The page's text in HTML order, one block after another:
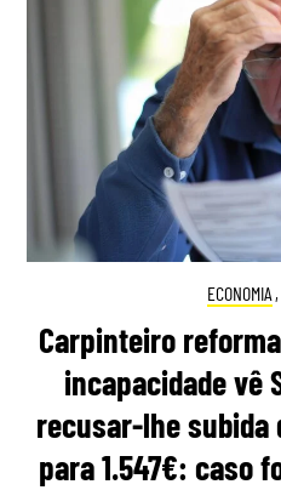
ECONOMIA ,
Carpinteiro
incapacidade vê
recusar-lhe subida
para 1.547€: caso